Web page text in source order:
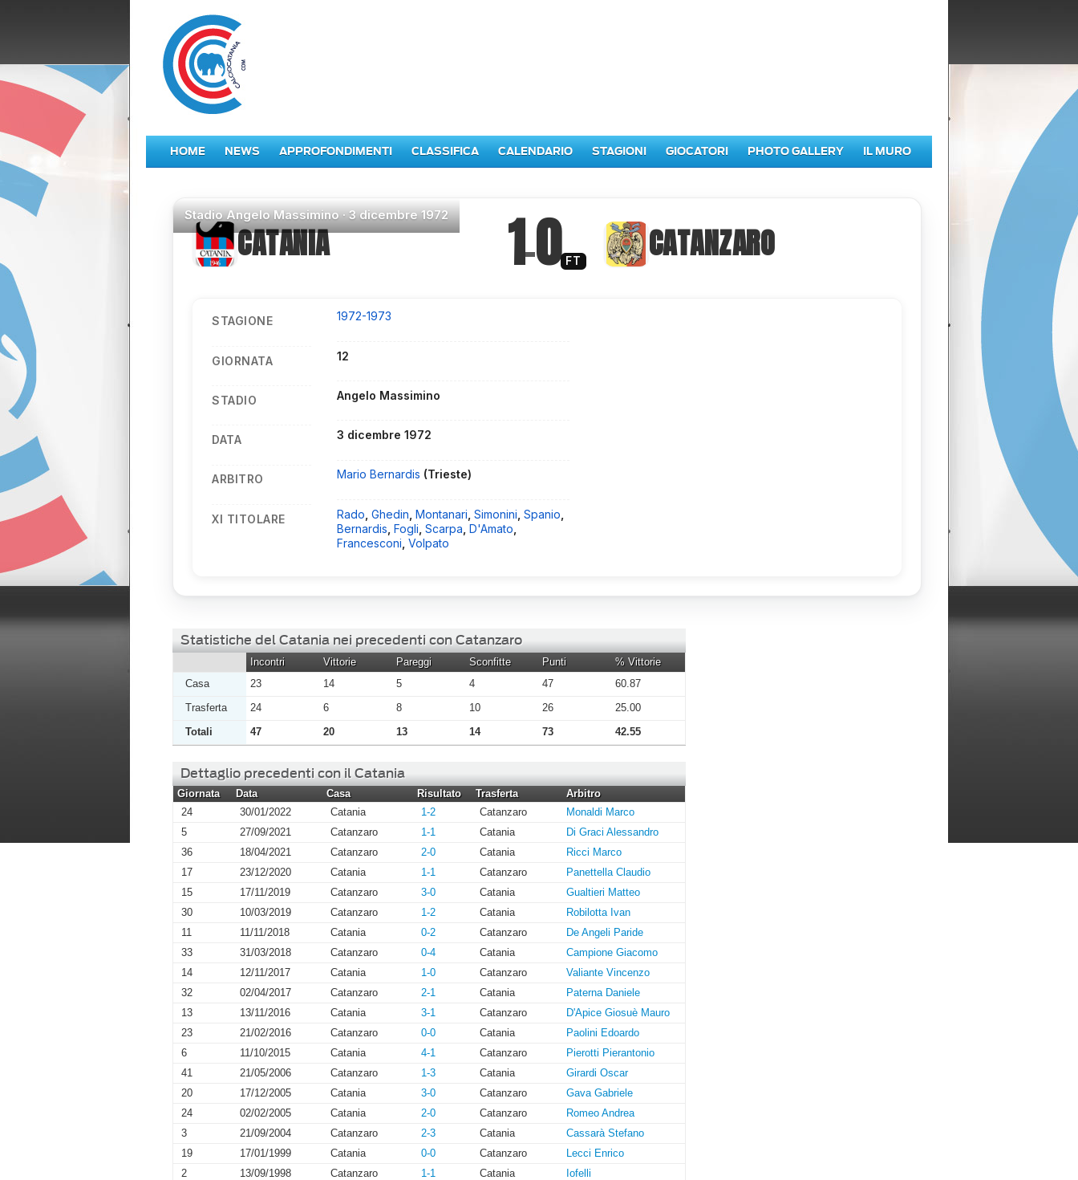
HOME NEWS APPROFONDIMENTI CLASSIFICA CALENDARIO STAGIONI GIOCATORI PHOTO GALLERY IL MURO
StadioAngelo Massimino ·3 dicembre 1972
CATANIA 1–0 FT CATANZARO
STAGIONE 1972-1973
GIORNATA 12
STADIO Angelo Massimino
DATA 3 dicembre 1972
ARBITRO Mario Bernardis (Trieste)
XI TITOLARE Rado ,Ghedin ,Montanari ,Simonini ,Spanio
Bernardis ,Fogli ,Scarpa ,D'Amato
Francesconi ,Volpato
Statistiche del Catania nei precedenti con Catanzaro
Incontri Vittorie Pareggi Sconfitte Punti
% Vittorie
Casa
23 14 5 4 47
60.87
Trasferta
24 6 8 10 26
25.00
Totali
47 20 13 14 73 42.55
Dettaglio precedenti con il Catania
Giornata Data Casa Risultato Trasferta
Arbitro
24
30/01/2022 Catania 1-2 Catanzaro
Monaldi Marco
5
27/09/2021 Catanzaro 1-1 Catania
Di Graci Alessandro
36
18/04/2021 Catanzaro 2-0 Catania
Ricci Marco
17
23/12/2020 Catania 1-1 Catanzaro
Panettella Claudio
15
17/11/2019 Catanzaro 3-0 Catania
Gualtieri Matteo
30
10/03/2019 Catanzaro 1-2 Catania
Robilotta Ivan
11
11/11/2018 Catania 0-2 Catanzaro
De Angeli Paride
33
31/03/2018 Catanzaro 0-4 Catania
Campione Giacomo
14
12/11/2017 Catania 1-0 Catanzaro
Valiante Vincenzo
32
02/04/2017 Catanzaro 2-1 Catania
Paterna Daniele
13
13/11/2016 Catania 3-1 Catanzaro
D'Apice Giosuè Mauro
23
21/02/2016 Catanzaro 0-0 Catania
Paolini Edoardo
6
11/10/2015 Catania 4-1 Catanzaro
Pierotti Pierantonio
41
21/05/2006 Catanzaro 1-3 Catania
Girardi Oscar
20
17/12/2005 Catania 3-0 Catanzaro
Gava Gabriele
24
02/02/2005 Catania 2-0 Catanzaro
Romeo Andrea
3
21/09/2004 Catanzaro 2-3 Catania
Cassarà Stefano
19
17/01/1999 Catania 0-0 Catanzaro
Lecci Enrico
2
13/09/1998 Catanzaro 1-1 Catania
Iofelli